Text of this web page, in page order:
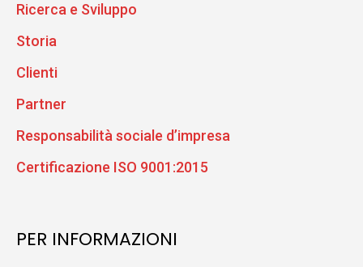
Ricerca e Sviluppo
Storia
Clienti
Partner
Responsabilità sociale d’impresa
Certificazione ISO 9001:2015
PER INFORMAZIONI